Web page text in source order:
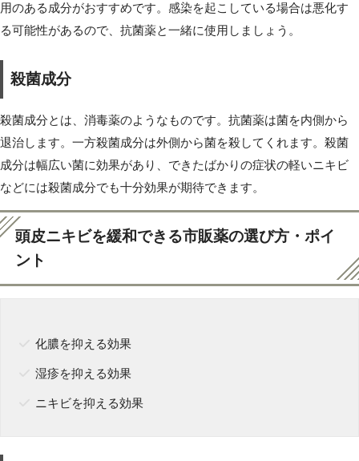
用のある成分がおすすめです。感染を起こしている場合は悪化す
る可能性があるので、抗菌薬と一緒に使用しましょう。
殺菌成分
殺菌成分とは、消毒薬のようなものです。抗菌薬は菌を内側から
退治します。一方殺菌成分は外側から菌を殺してくれます。殺菌
成分は幅広い菌に効果があり、できたばかりの症状の軽いニキビ
などには殺菌成分でも十分効果が期待できます。
頭皮ニキビを緩和できる市販薬の選び方・ポイ
ント
化膿を抑える効果
湿疹を抑える効果
ニキビを抑える効果